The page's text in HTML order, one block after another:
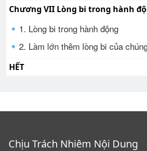
Chương VII Lòng bi trong hành
1. Lòng bi trong hành động
2. Làm lớn thêm lòng bi của
HẾT
Chịu Trách Nhiêm Nội Dung